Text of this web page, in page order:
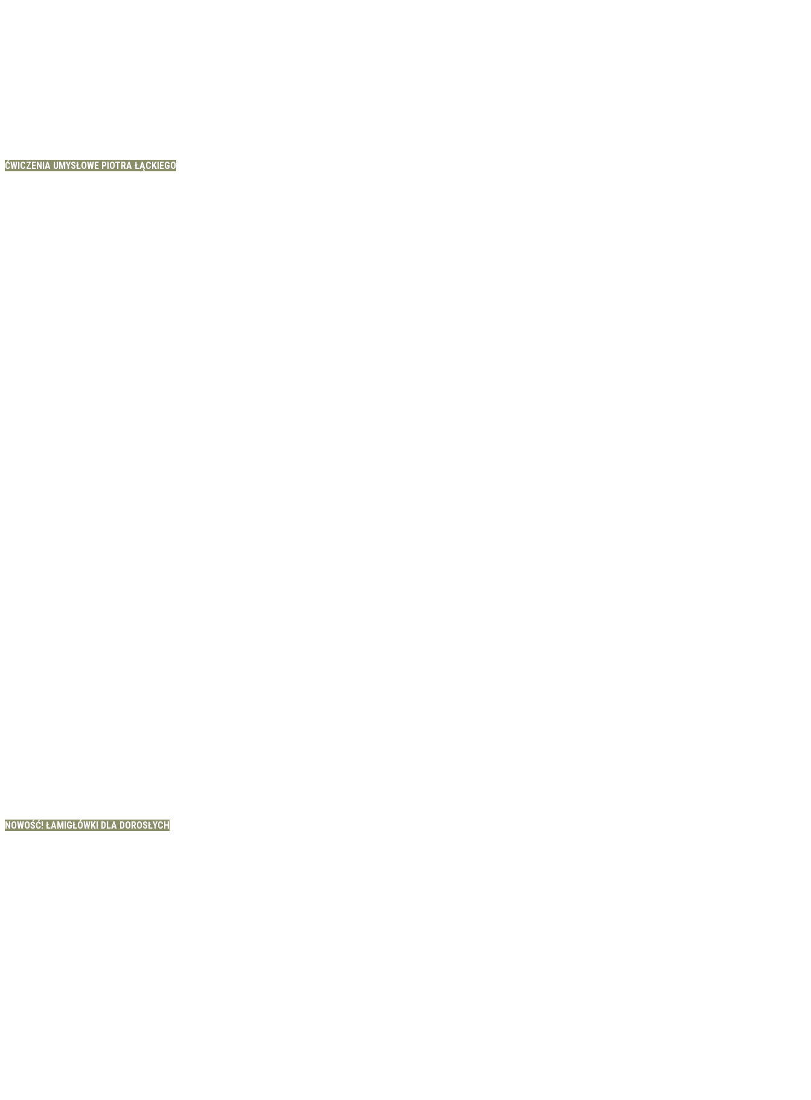
ĆWICZENIA UMYSŁOWE PIOTRA ŁĄCKIEGO
NOWOŚĆ! ŁAMIGŁÓWKI DLA DOROSŁYCH